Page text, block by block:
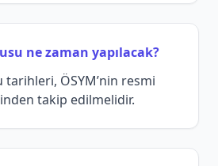
ne zaman yapılacak?
tarihleri, ÖSYM’nin resmi
takip edilmelidir.